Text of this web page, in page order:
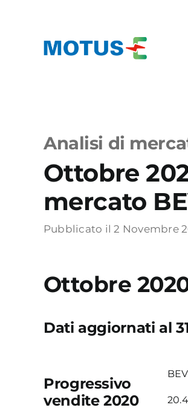
contenuto
Analisi di
Ottobre
mercato
Pubblicato il 2 Novembre
Ottobre
Dati aggiornati al
Progressivo
vendite 2020
BEV